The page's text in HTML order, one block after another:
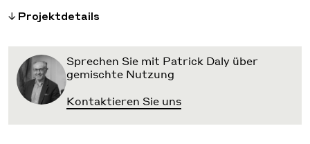
Projektdetails
Sprechen Sie mit Patrick Daly über
gemischte Nutzung
Kontaktieren Sie uns